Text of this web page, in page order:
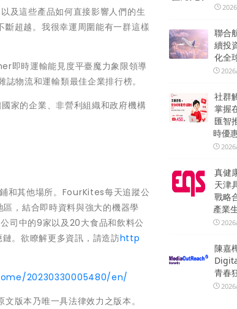
及這些產品如何直接影響人們的生
超越。我很幸運周圍能有一群這樣
即時運輸能見度平臺魔力象限領導
物流和運輸類最佳企業排行榜。
家的企業、非營利組織和政府機構
和其他場所。FourKites每天追蹤公
，結合即時資料與強大的機器學
司中的9家以及20大食品和飲料公
。欲瞭解更多資訊，請造訪http
20230330005480/en/
版本乃唯一具法律效力之版本。
聯合
續投
化全
社群
掌握
匯智
時優
真健
天津
戰略
產業
陳嘉
青春